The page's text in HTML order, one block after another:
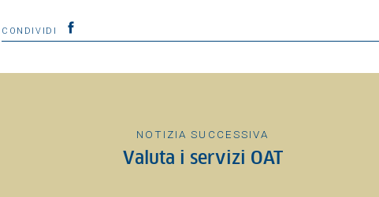
CONDIVIDI
NOTIZIA SUCCESSIVA
Valuta i servizi OAT